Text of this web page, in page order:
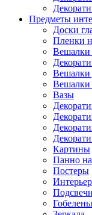
Предметы
Доски
Пленки
Вешалки
Вешалки
Вешалки
Вазы
Картины
Панно
Постеры
Гобелены